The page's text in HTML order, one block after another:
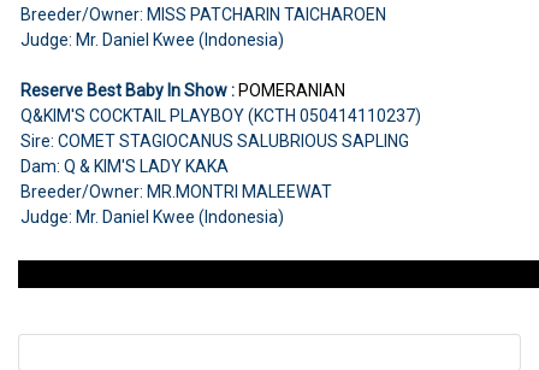
Breeder/Owner: MISS PATCHARIN TAICHAROEN
Judge: Mr. Daniel Kwee (Indonesia)
Reserve Best Baby In Show :POMERANIAN
Q&KIM'S COCKTAIL PLAYBOY (KCTH 050414110237)
Sire: COMET STAGIOCANUS SALUBRIOUS SAPLING
Dam: Q & KIM'S LADY KAKA
Breeder/Owner: MR.MONTRI MALEEWAT
Judge: Mr. Daniel Kwee (Indonesia)